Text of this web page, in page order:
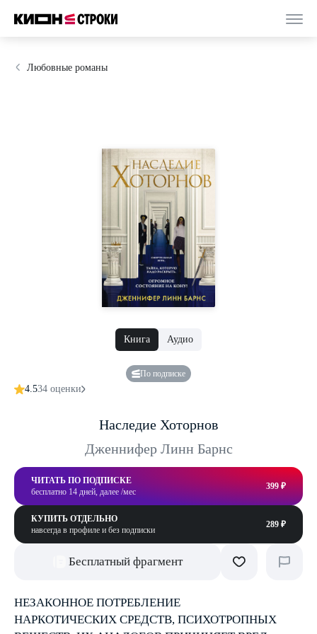
Любовные романы
Книга Аудио
По подписке
4.534 оценки
Наследие Хоторнов
Дженнифер Линн Барнс
ЧИТАТЬ ПО ПОДПИСКЕ
бесплатно 14 дней, далее /мес
399 ₽
КУПИТЬ ОТДЕЛЬНО
навсегда в профиле и без подписки
289 ₽
Бесплатный фрагмент
НЕЗАКОННОЕ ПОТРЕБЛЕНИЕ
НАРКОТИЧЕСКИХ СРЕДСТВ, ПСИХОТРОПНЫХ